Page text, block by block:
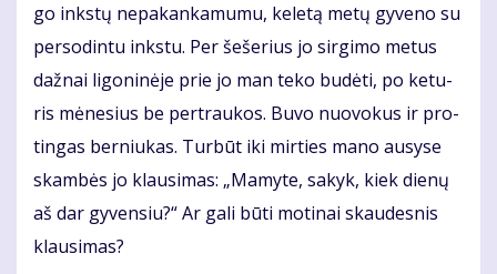
go inks­tų ne­pa­kan­ka­mu­mu, ke­le­tą me­tų gy­ve­no su
per­so­din­tu inks­tu. Per še­še­rius jo sir­gi­mo me­tus
daž­nai li­go­ni­nė­je prie jo man te­ko bu­dė­ti, po ke­tu­
ris mė­ne­sius be per­trau­kos. Bu­vo nuo­vo­kus ir pro­
tin­gas ber­niu­kas. Tur­būt iki mir­ties ma­no au­sy­se
skam­bės jo klau­si­mas: „Ma­my­te, sa­kyk, kiek die­nų
aš dar gy­ven­siu?“ Ar ga­li bū­ti mo­ti­nai skau­des­nis
klau­si­mas?